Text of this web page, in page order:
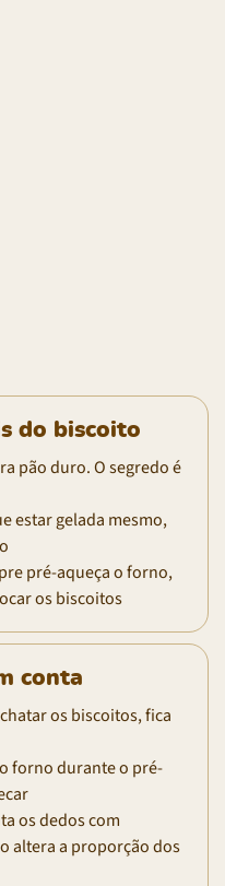
do biscoito
pão duro. O segredo é
estar gelada mesmo,
pré-aqueça o forno,
os biscoitos
conta
os biscoitos, fica
forno durante o pré-
os dedos com
altera a proporção dos